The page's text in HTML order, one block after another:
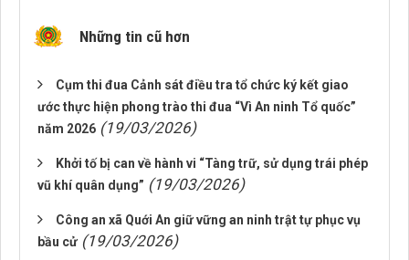
Những tin cũ hơn
Cụm thi đua Cảnh sát điều tra tổ chức ký kết giao
ước thực hiện phong trào thi đua “Vì An ninh Tổ quốc”
năm 2026 (19/03/2026)
Khởi tố bị can về hành vi “Tàng trữ, sử dụng trái phép
vũ khí quân dụng” (19/03/2026)
Công an xã Quới An giữ vững an ninh trật tự phục vụ
bầu cử (19/03/2026)